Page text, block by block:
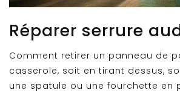
Réparer serrure
Comment retirer un panneau de
casserole, soit en tirant dessus,
une spatule ou une fourchette en